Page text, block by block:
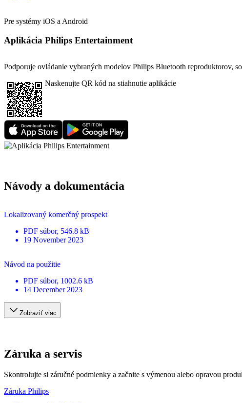
Pre systémy iOS a Android
Aplikácia Philips Entertainment
Podporuje ovládanie vybraných modelov Philips Bluetooth reproduktorov,
Naskenujte QR kód na stiahnutie aplikácie
Návody a dokumentácia
Lokalizovaný komerčný prospekt
PDF súbor, 546.8 kB
19 November 2023
Návod na použitie
PDF súbor, 1002.6 kB
14 December 2023
Zobraziť viac
Záruka a servis
Skontrolujte si záručné podmienky a začnite s výmenou alebo opravou
Záruka Philips